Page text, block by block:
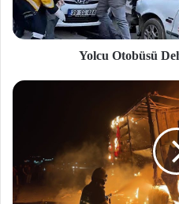
Yolcu Otobüsü